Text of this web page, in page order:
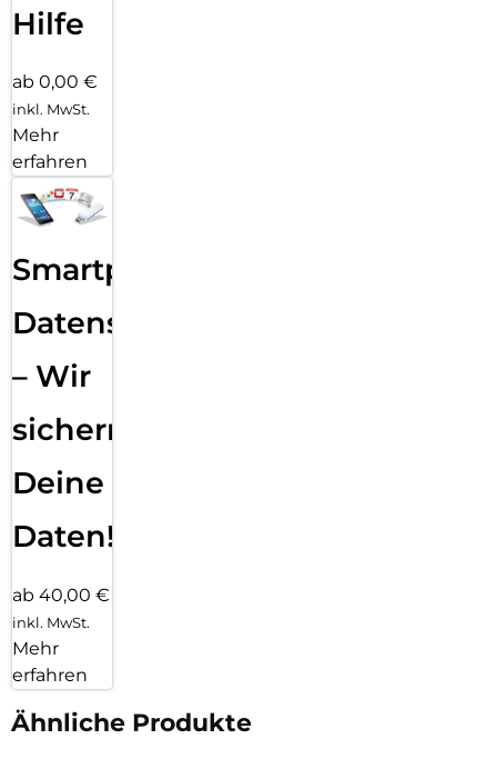
Hilfe
ab 0,00 €
inkl. MwSt.
Mehr
erfahren
Smartphone
Datensicherung
– Wir
sichern
Deine
Daten!
ab 40,00 €
inkl. MwSt.
Mehr
erfahren
Ähnliche Produkte